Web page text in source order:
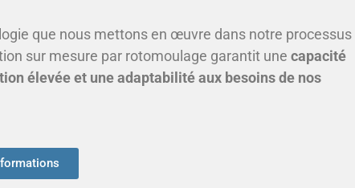
que nous mettons en œuvre dans notre processus
sur mesure par rotomoulage garantit une capacité
élevée et une adaptabilité aux besoins de nos